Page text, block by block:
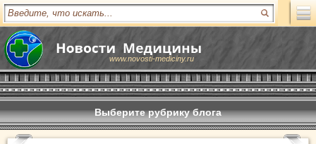
www.novosti-mediciny.ru
Выберите рубрику блога